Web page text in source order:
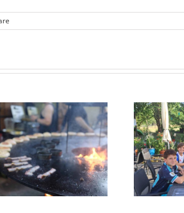
U12 // starke Leistung und
verdienter Sieg